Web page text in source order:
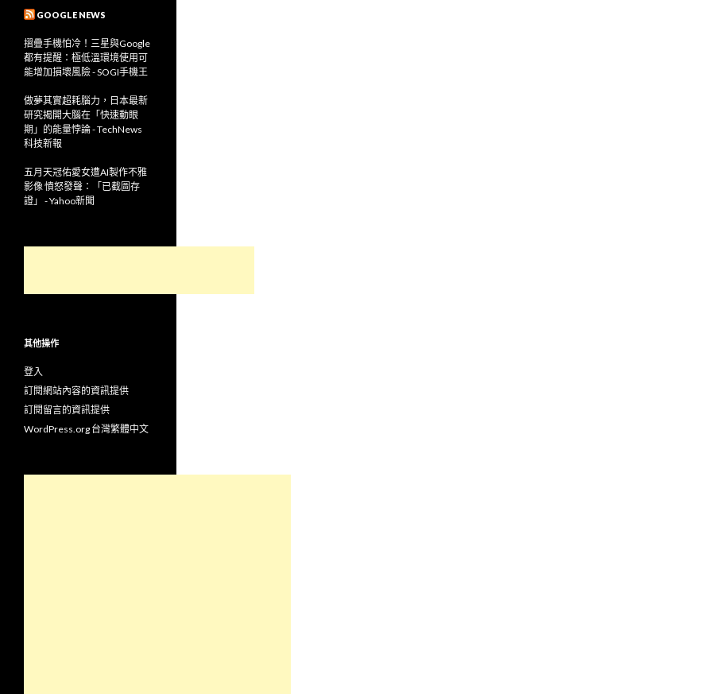
GOOGLE NEWS
摺疊手機怕冷！三星與Google
都有提醒：極低溫環境使用可
能增加損壞風險 - SOGI手機王
做夢其實超耗腦力，日本最新
研究揭開大腦在「快速動眼
期」的能量悖論 - TechNews
科技新報
五月天冠佑愛女遭AI製作不雅
影像 憤怒發聲：「已截圖存
證」 - Yahoo新聞
其他操作
登入
訂閱網站內容的資訊提供
訂閱留言的資訊提供
WordPress.org 台灣繁體中文